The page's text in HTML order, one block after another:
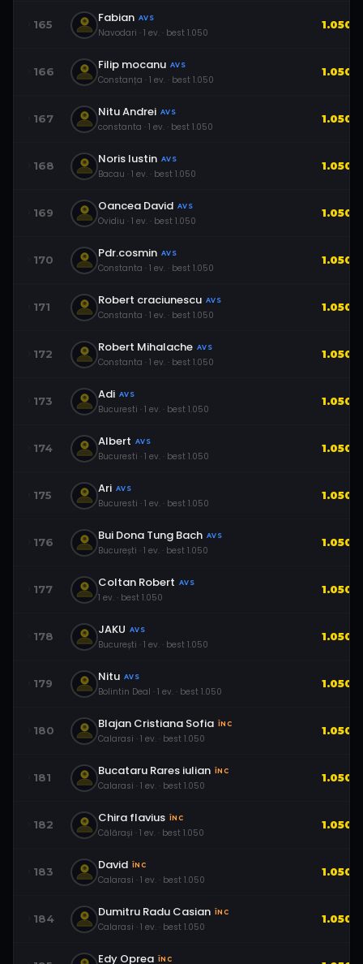
165 Fabian AVS
Navodari · 1 ev. · best 1.050
1.050
166 Filip mocanu AVS
Constanța · 1 ev. · best 1.050
1.050
167 Nitu Andrei AVS
constanta · 1 ev. · best 1.050
1.050
168 Noris Iustin AVS
Bacau · 1 ev. · best 1.050
1.050
169 Oancea David AVS
Ovidiu · 1 ev. · best 1.050
1.050
170 Pdr.cosmin AVS
Constanta · 1 ev. · best 1.050
1.050
171 Robert craciunescu AVS
Constanta · 1 ev. · best 1.050
1.050
172 Robert Mihalache AVS
Constanta · 1 ev. · best 1.050
1.050
173 Adi AVS
Bucuresti · 1 ev. · best 1.050
1.050
174 Albert AVS
Bucuresti · 1 ev. · best 1.050
1.050
175 Ari AVS
Bucuresti · 1 ev. · best 1.050
1.050
176 Bui Dona Tung Bach AVS
București · 1 ev. · best 1.050
1.050
177 Coltan Robert AVS
1 ev. · best 1.050
1.050
178 JAKU AVS
București · 1 ev. · best 1.050
1.050
179 Nitu AVS
Bolintin Deal · 1 ev. · best 1.050
1.050
180 Blajan Cristiana Sofia ÎNC
Calarasi · 1 ev. · best 1.050
1.050
181 Bucataru Rares iulian ÎNC
Calarasi · 1 ev. · best 1.050
1.050
182 Chira flavius ÎNC
Călărași · 1 ev. · best 1.050
1.050
183 David ÎNC
Calarasi · 1 ev. · best 1.050
1.050
184 Dumitru Radu Casian ÎNC
Calarasi · 1 ev. · best 1.050
1.050
Edy Oprea ÎNC